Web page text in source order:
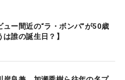
イン語の爆発を意味する
まれた今井。レギュラーツ
シードを獲得して、07年ま
ード選手として活躍し
ュー間近の“ラ・ボンバ”が50歳
誰の誕生日？】